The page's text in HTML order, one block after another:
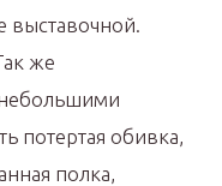
выставочной.
же
потертая обивка,
полка,